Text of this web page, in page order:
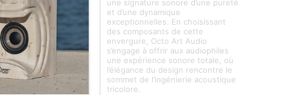
une signature sonore d’une pureté
et d’une dynamique
exceptionnelles. En choisissant
des composants de cette
envergure, Octo Art Audio
s’engage à offrir aux audiophiles
une expérience sonore totale, où
l’élégance du design rencontre le
sommet de l’ingénierie acoustique
tricolore.